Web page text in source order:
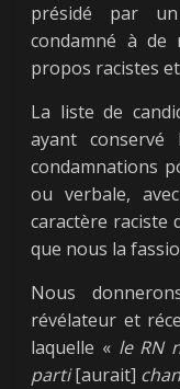
présidé par
condamné à de
propos racistes
La liste de
ayant
condamnations
ou verbale,
caractère raciste
que nous la
Nous
révélateur et
laquelle «le RN
parti[aurait]